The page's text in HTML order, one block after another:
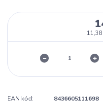
EAN kód:
8436605111698